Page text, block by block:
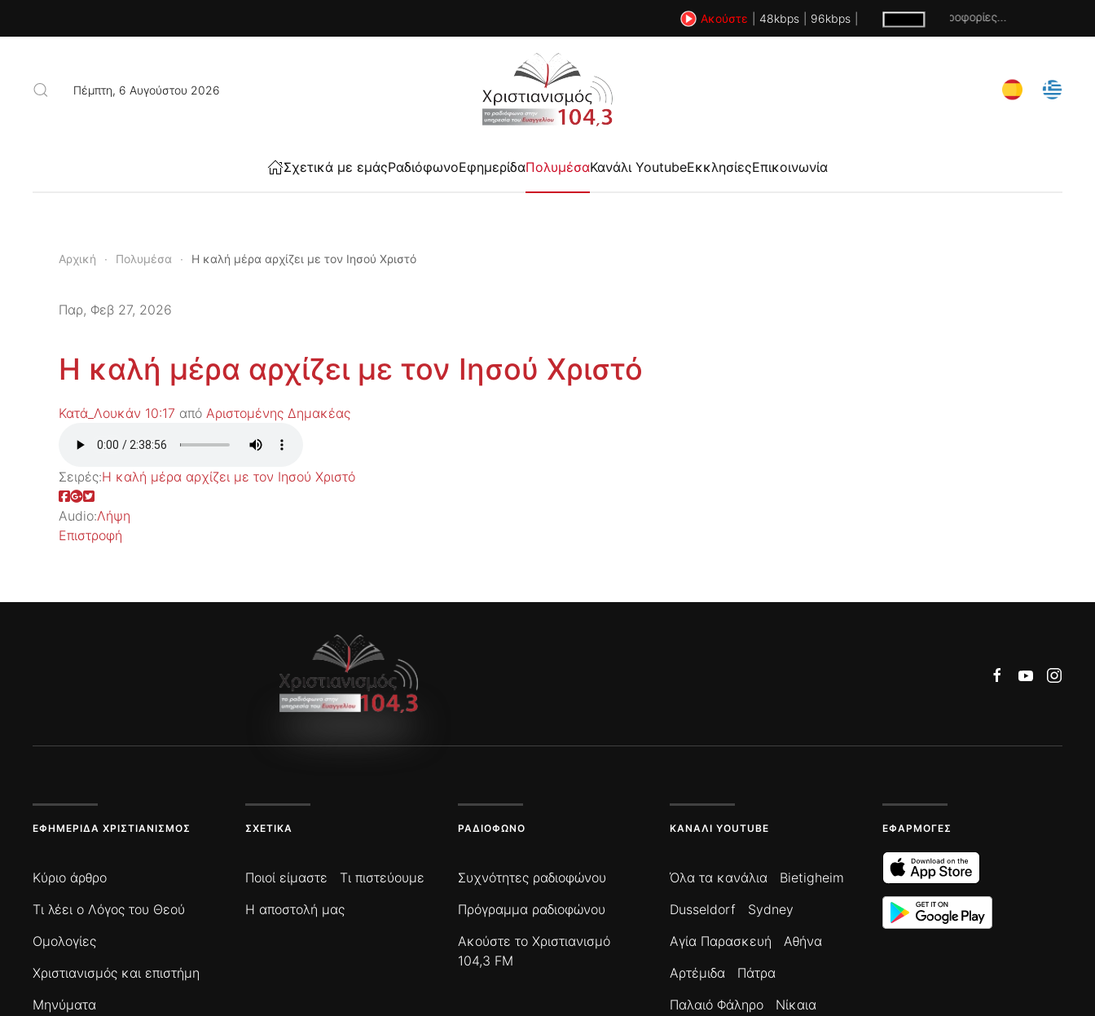
Ακούστε 48kbps 96kbps Χωρίς πληροφορίες...
Πέμπτη, 6 Αυγούστου 2026
Σχετικά με εμάςΡαδιόφωνοΕφημερίδαΠολυμέσαΚανάλι YoutubeΕκκλησίεςΕπικοινωνία
Αρχική Πολυμέσα Η καλή μέρα αρχίζει με τον Ιησού Χριστό
Παρ, Φεβ 27, 2026
Η καλή μέρα αρχίζει με τον Ιησού Χριστό
Κατά_Λουκάν 10:17 από Αριστομένης Δημακέας
Σειρές:Η καλή μέρα αρχίζει με τον Ιησού Χριστό
Audio:Λήψη
Επιστροφή
ΕΦΗΜΕΡΊΔΑ ΧΡΙΣΤΙΑΝΙΣΜΌΣ
Κύριο άρθρο
Τι λέει ο Λόγος του Θεού
Ομολογίες
Χριστιανισμός και επιστήμη
Μηνύματα
ΣΧΕΤΙΚΆ
Ποιοί είμαστε
Τι πιστεύουμε
Η αποστολή μας
ΡΑΔΙΌΦΩΝΟ
Συχνότητες ραδιοφώνου
Πρόγραμμα ραδιοφώνου
Ακούστε το Χριστιανισμό
104,3 FM
ΚΑΝΆΛΙ YOUTUBE
Όλα τα κανάλια
Bietigheim
Dusseldorf
Sydney
Αγία Παρασκευή
Αθήνα
Αρτέμιδα
Πάτρα
Παλαιό Φάληρο
Νίκαια
ΕΦΑΡΜΟΓΈΣ